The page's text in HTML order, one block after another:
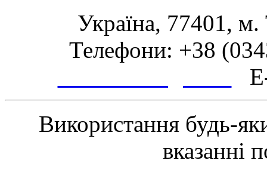
Україна, 77401,
Телефони: +38
Використання будь-
вказанні